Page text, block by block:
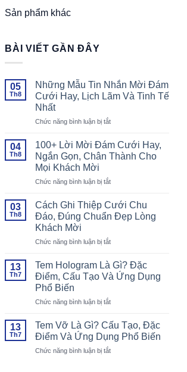
Sản phẩm khác
BÀI VIẾT GẦN ĐÂY
05
Th8
Những Mẫu Tin Nhắn Mời Đám
Cưới Hay, Lịch Lãm Và Tinh Tế
Nhất
Chức năng bình luận bị tắtở
Mẫu
Tin
Nhắn
Đám
Hay,
Lịch
Lãm
Tinh
Nhất
04
Th8
100+ Lời Mời Đám Cưới Hay,
Ngắn Gọn, Chân Thành Cho
Mọi Khách Mời
Chức năng bình luận bị tắtở
Lời
Mời
Đám
Hay,
Gọn,
Chân
Thành
Mọi
Mời
03
Th8
Cách Ghi Thiệp Cưới Chu
Đáo, Đúng Chuẩn Đẹp Lòng
Khách Mời
Chức năng bình luận bị tắtở
Ghi
Thiệp
Cưới
Đáo,
Chuẩn
Lòng
Khách
13
Th7
Tem Hologram Là Gì? Đặc
Điểm, Cấu Tạo Và Ứng Dụng
Phổ Biến
Chức năng bình luận bị tắtở
Hologram
Gì?
Đặc
13
Th7
Tem Vỡ Là Gì? Cấu Tạo, Đặc
Điểm Và Ứng Dụng Phổ Biến
Chức năng bình luận bị tắtở